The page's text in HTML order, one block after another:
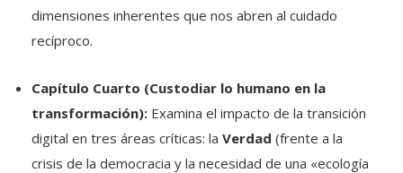
dimensiones inherentes que nos abren al cuidado
recíproco.
Capítulo Cuarto (Custodiar lo humano en la
transformación): Examina el impacto de la transición
digital en tres áreas críticas: la Verdad (frente a la
crisis de la democracia y la necesidad de una «ecología